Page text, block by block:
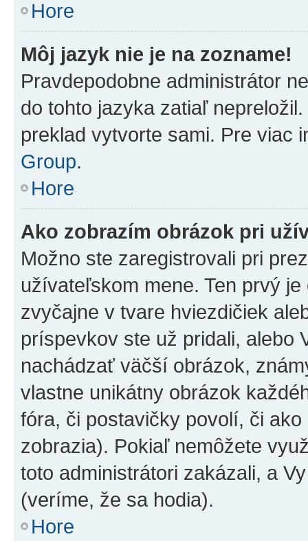
Hore
Môj jazyk nie je na zozname!
Pravdepodobne administrátor
do tohto jazyka zatiaľ
preklad vytvorte sami. Pre viac
Group.
Hore
Ako zobrazím obrázok pri
Možno ste zaregistrovali pri
užívateľskom mene. Ten prvý
zvyčajne v tvare hviezdičiek
príspevkov ste už pridali, alebo
nachádzať väčší obrázok,
vlastne unikátny obrázok
fóra, či postavičky povolí, či
zobrazia). Pokiaľ nemôžete
toto administrátori zakázali, a
(veríme, že sa hodia).
Hore